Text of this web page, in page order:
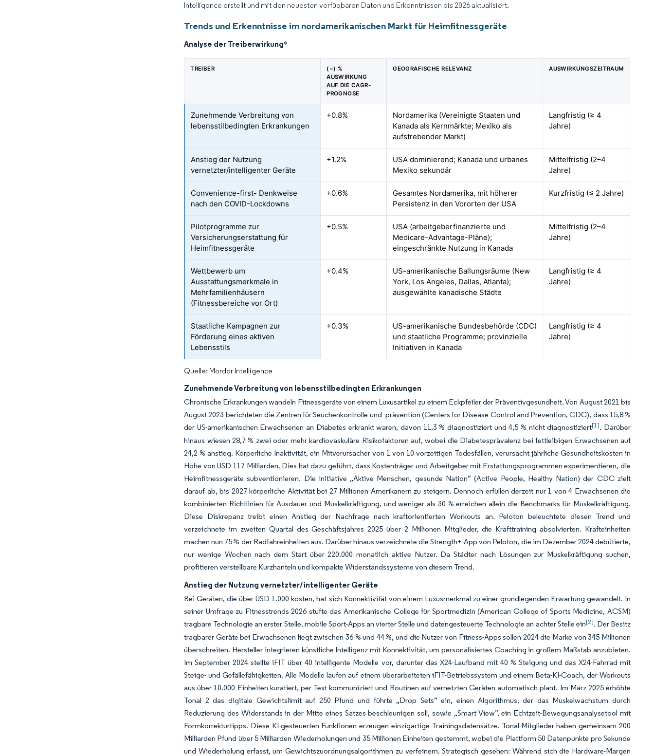
Intelligence erstellt und mit den neuesten verfügbaren Daten und Erkenntnissen bis 2026 aktualisiert.
Trends und Erkenntnisse im nordamerikanischen Markt für Heimfitnessgeräte
Analyse der Treiberwirkung*
TREIBER
(~) %
AUSWIRKUNG
AUF DIE CAGR-
PROGNOSE
GEOGRAFISCHE RELEVANZ AUSWIRKUNGSZEITRAUM
Zunehmende Verbreitung von
lebensstilbedingten Erkrankungen
+0.8%
Nordamerika (Vereinigte Staaten und
Kanada als Kernmärkte; Mexiko als
aufstrebender Markt)
Langfristig (≥ 4
Jahre)
Anstieg der Nutzung
vernetzter/intelligenter Geräte
+1.2%
USA dominierend; Kanada und urbanes
Mexiko sekundär
Mittelfristig (2–4
Jahre)
Convenience-first- Denkweise
nach den COVID-Lockdowns
+0.6%
Gesamtes Nordamerika, mit höherer
Persistenz in den Vororten der USA
Kurzfristig (≤ 2 Jahre)
Pilotprogramme zur
Versicherungserstattung für
Heimfitnessgeräte
+0.5%
USA (arbeitgeberfinanzierte und
Medicare-Advantage-Pläne);
eingeschränkte Nutzung in Kanada
Mittelfristig (2–4
Jahre)
Wettbewerb um
Ausstattungsmerkmale in
Mehrfamilienhäusern
(Fitnessbereiche vor Ort)
+0.4%
US-amerikanische Ballungsräume (New
York, Los Angeles, Dallas, Atlanta);
ausgewählte kanadische Städte
Langfristig (≥ 4
Jahre)
Staatliche Kampagnen zur
Förderung eines aktiven
Lebensstils
+0.3%
US-amerikanische Bundesbehörde (CDC)
und staatliche Programme; provinzielle
Initiativen in Kanada
Langfristig (≥ 4
Jahre)
Quelle: Mordor Intelligence
Zunehmende Verbreitung von lebensstilbedingten Erkrankungen
Chronische Erkrankungen wandeln Fitnessgeräte von einem Luxusartikel zu einem Eckpfeiler der Präventivgesundheit. Von August 2021 bis
August 2023 berichteten die Zentren für Seuchenkontrolle und -prävention (Centers for Disease Control and Prevention, CDC), dass 15,8 %
der US-amerikanischen Erwachsenen an Diabetes erkrankt waren, davon 11,3 % diagnostiziert und 4,5 % nicht diagnostiziert[1]. Darüber
hinaus wiesen 28,7 % zwei oder mehr kardiovaskuläre Risikofaktoren auf, wobei die Diabetesprävalenz bei fettleibigen Erwachsenen auf
24,2 % anstieg. Körperliche Inaktivität, ein Mitverursacher von 1 von 10 vorzeitigen Todesfällen, verursacht jährliche Gesundheitskosten in
Höhe von USD 117 Milliarden. Dies hat dazu geführt, dass Kostenträger und Arbeitgeber mit Erstattungsprogrammen experimentieren, die
Heimfitnessgeräte subventionieren. Die Initiative „Aktive Menschen, gesunde Nation” (Active People, Healthy Nation) der CDC zielt
darauf ab, bis 2027 körperliche Aktivität bei 27 Millionen Amerikanern zu steigern. Dennoch erfüllen derzeit nur 1 von 4 Erwachsenen die
kombinierten Richtlinien für Ausdauer und Muskelkräftigung, und weniger als 30 % erreichen allein die Benchmarks für Muskelkräftigung.
Diese Diskrepanz treibt einen Anstieg der Nachfrage nach kraftorientierten Workouts an. Peloton beleuchtete diesen Trend und
verzeichnete im zweiten Quartal des Geschäftsjahres 2025 über 2 Millionen Mitglieder, die Krafttraining absolvierten. Krafteinheiten
machen nun 75 % der Radfahreinheiten aus. Darüber hinaus verzeichnete die Strength+-App von Peloton, die im Dezember 2024 debütierte,
nur wenige Wochen nach dem Start über 220.000 monatlich aktive Nutzer. Da Städter nach Lösungen zur Muskelkräftigung suchen,
profitieren verstellbare Kurzhanteln und kompakte Widerstandssysteme von diesem Trend.
Anstieg der Nutzung vernetzter/intelligenter Geräte
Bei Geräten, die über USD 1.000 kosten, hat sich Konnektivität von einem Luxusmerkmal zu einer grundlegenden Erwartung gewandelt. In
seiner Umfrage zu Fitnesstrends 2026 stufte das Amerikanische College für Sportmedizin (American College of Sports Medicine, ACSM)
tragbare Technologie an erster Stelle, mobile Sport-Apps an vierter Stelle und datengesteuerte Technologie an achter Stelle ein[2]. Der Besitz
tragbarer Geräte bei Erwachsenen liegt zwischen 36 % und 44 %, und die Nutzer von Fitness-Apps sollen 2024 die Marke von 345 Millionen
überschreiten. Hersteller integrieren künstliche Intelligenz mit Konnektivität, um personalisiertes Coaching in großem Maßstab anzubieten.
Im September 2024 stellte iFIT über 40 intelligente Modelle vor, darunter das X24-Laufband mit 40 % Steigung und das X24-Fahrrad mit
Steige- und Gefällefähigkeiten. Alle Modelle laufen auf einem überarbeiteten iFIT-Betriebssystem und einem Beta-KI-Coach, der Workouts
aus über 10.000 Einheiten kuratiert, per Text kommuniziert und Routinen auf vernetzten Geräten automatisch plant. Im März 2025 erhöhte
Tonal 2 das digitale Gewichtslimit auf 250 Pfund und führte „Drop Sets” ein, einen Algorithmus, der das Muskelwachstum durch
Reduzierung des Widerstands in der Mitte eines Satzes beschleunigen soll, sowie „Smart View”, ein Echtzeit-Bewegungsanalysetool mit
Formkorrekturtipps. Diese KI-gesteuerten Funktionen erzeugen einzigartige Trainingsdatensätze. Tonal-Mitglieder haben gemeinsam 200
Milliarden Pfund über 5 Milliarden Wiederholungen und 35 Millionen Einheiten gestemmt, wobei die Plattform 50 Datenpunkte pro Sekunde
und Wiederholung erfasst, um Gewichtszuordnungsalgorithmen zu verfeinern. Strategisch gesehen: Während sich die Hardware-Margen